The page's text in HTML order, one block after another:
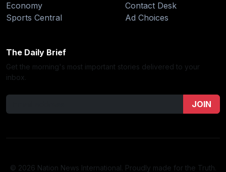
Economy
Sports Central
Contact Desk
Ad Choices
The Daily Brief
Get the morning's most important stories delivered to your
inbox.
JOIN
© 2026 Nation News International. Proudly made for the Truth.